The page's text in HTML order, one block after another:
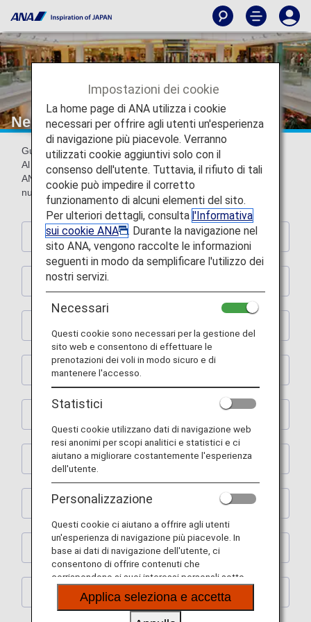
Negozi partner
Guadagna miglia presso i seguenti negozi partner.
Al momento dell'ordine e del pagamento, presenta la carta
ANA Mileage Club o la carta digitale (app AMC) con il
numero socio ANA Mileage Club (10 cifre).
Hotel
Noleggio auto
Ristoranti
Apprendimento
Spa
Trasloco
Impostazioni dei cookie
La home page di ANA utilizza i cookie
necessari per offrire agli utenti un'esperienza
di navigazione più piacevole. Verranno
utilizzati cookie aggiuntivi solo con il
consenso dell'utente. Tuttavia, il rifiuto di tali
cookie può impedire il corretto
funzionamento di alcuni elementi del sito.
Per ulteriori dettagli, consulta l'Informativa
sui cookie ANA
. Durante la navigazione nel
sito ANA, vengono raccolte le informazioni
seguenti in modo da semplificare l'utilizzo dei
nostri servizi.
Necessari
Questi cookie sono necessari per la gestione del
sito web e consentono di effettuare le
prenotazioni dei voli in modo sicuro e di
mantenere l'accesso.
Statistici
Questi cookie utilizzano dati di navigazione web
resi anonimi per scopi analitici e statistici e ci
aiutano a migliorare costantemente l'esperienza
dell'utente.
Personalizzazione
Questi cookie ci aiutano a offrire agli utenti
un'esperienza di navigazione più piacevole. In
base ai dati di navigazione dell'utente, ci
consentono di offrire contenuti che
corrispondono ai suoi interessi personali sotto
forma di siti web, e-mail, social media e pubblicità.
Applica seleziona e accetta